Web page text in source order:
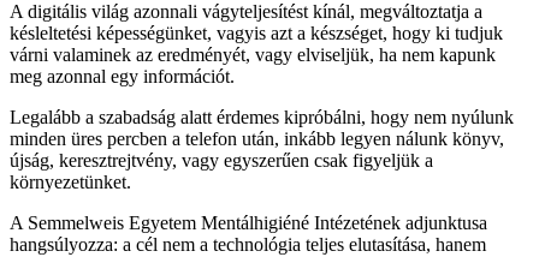
A digitális világ azonnali vágyteljesítést kínál, megváltoztatja a
késleltetési képességünket, vagyis azt a készséget, hogy ki tudjuk
várni valaminek az eredményét, vagy elviseljük, ha nem kapunk
meg azonnal egy információt.
Legalább a szabadság alatt érdemes kipróbálni, hogy nem nyúlunk
minden üres percben a telefon után, inkább legyen nálunk könyv,
újság, keresztrejtvény, vagy egyszerűen csak figyeljük a
környezetünket.
A Semmelweis Egyetem Mentálhigiéné Intézetének adjunktusa
hangsúlyozza: a cél nem a technológia teljes elutasítása, hanem